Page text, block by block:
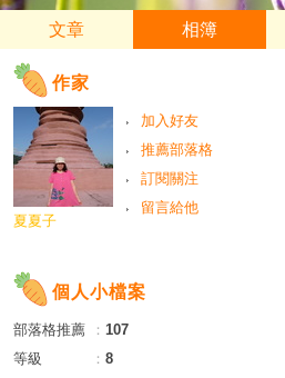
文章 相簿
作家
加入好友
推薦部落格
訂閱關注
留言給他
夏夏子
個人小檔案
部落格推薦 ： 107
等級
： 8